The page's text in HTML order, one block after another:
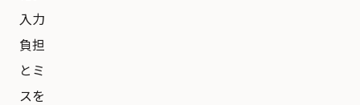
入力
負担
とミ
スを